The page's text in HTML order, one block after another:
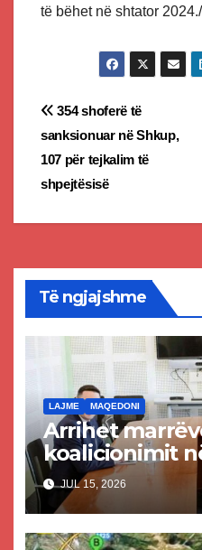
të bëhet në shtator
Post
navigation
354 shoferë të
sanksionuar në Shkup,
107 për tejkalim të
shpejtësisë
Të ngjajshme
LAJME MAQEDONI
Arrihet
koalicionimit
Kurtit dhe
JUL 15, 2026